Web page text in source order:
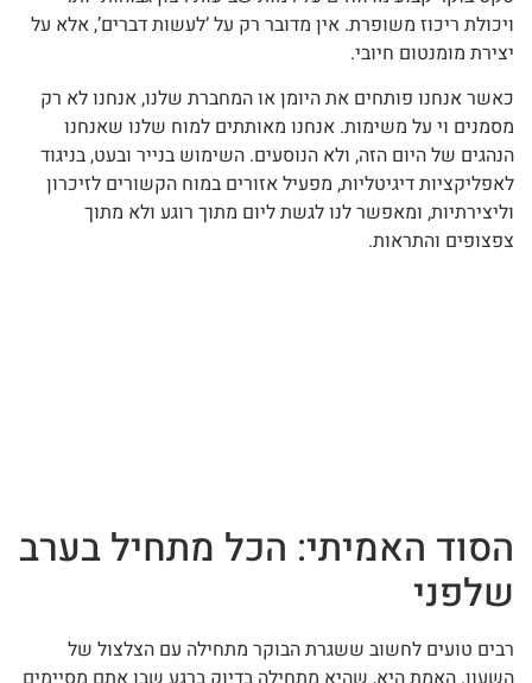
ויכולת ריכוז משופרת. אין מדובר רק על ‘לעשות דברים’, אלא על
יצירת מומנטום חיובי.
כאשר אנחנו פותחים את היומן או המחברת שלנו, אנחנו לא רק
מסמנים וי על משימות. אנחנו מאותתים למוח שלנו שאנחנו
הנהגים של היום הזה, ולא הנוסעים. השימוש בנייר ובעט, בניגוד
לאפליקציות דיגיטליות, מפעיל אזורים במוח הקשורים לזיכרון
וליצירתיות, ומאפשר לנו לגשת ליום מתוך רוגע ולא מתוך
צפצופים והתראות.
הסוד האמיתי: הכל מתחיל בערב
שלפני
רבים טועים לחשוב ששגרת הבוקר מתחילה עם הצלצול של